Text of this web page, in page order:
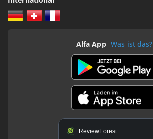
Alfa App Was ist das?
ReviewForest